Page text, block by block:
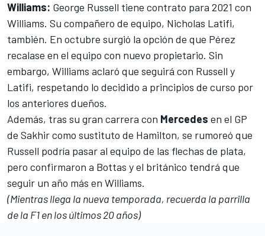
Williams: George Russell tiene contrato para 2021 con
Williams. Su compañero de equipo, Nicholas Latifi,
también. En octubre surgió la opción de que Pérez
recalase en el equipo con nuevo propietario. Sin
embargo, Williams aclaró que seguirá con Russell y
Latifi, respetando lo decidido a principios de curso por
los anteriores dueños.
Además, tras su gran carrera con Mercedes en el GP
de Sakhir como sustituto de Hamilton, se rumoreó que
Russell podría pasar al equipo de las flechas de plata,
pero confirmaron a Bottas y el británico tendrá que
seguir un año más en Williams.
(Mientras llega la nueva temporada, recuerda la parrilla
de la F1 en los últimos 20 años)